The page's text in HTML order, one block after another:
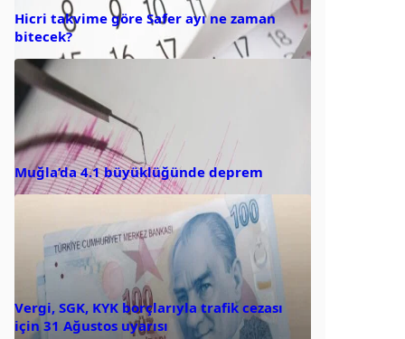
Hicri takvime göre Safer ayı ne zaman
bitecek?
Muğla’da 4.1 büyüklüğünde deprem
Vergi, SGK, KYK borçlarıyla trafik cezası
için 31 Ağustos uyarısı